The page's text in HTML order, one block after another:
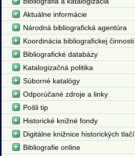
Aktuálne informácie
Národná bibliografická agentúra
Koordinácia bibliografickej činnosti
Bibliografické databázy
Katalogizačná politika
Súborné katalógy
Odporúčané zdroje a linky
Pošli tip
Historické knižné fondy
Digitálne knižnice historických tlačí
Bibliografie online